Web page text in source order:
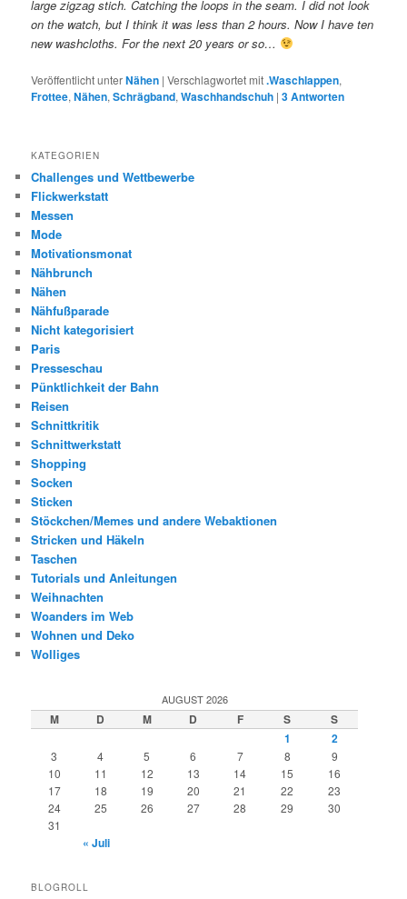
large zigzag stich. Catching the loops in the seam. I did not look
on the watch, but I think it was less than 2 hours. Now I have ten
new washcloths. For the next 20 years or so…
Veröffentlicht unterNähen |Verschlagwortet mit.Waschlappen,
Frottee,Nähen,Schrägband,Waschhandschuh |3Antworten
KATEGORIEN
Challenges und Wettbewerbe
Flickwerkstatt
Messen
Mode
Motivationsmonat
Nähbrunch
Nähen
Nähfußparade
Nicht kategorisiert
Paris
Presseschau
Pünktlichkeit der Bahn
Reisen
Schnittkritik
Schnittwerkstatt
Shopping
Socken
Sticken
Stöckchen/Memes und andere Webaktionen
Stricken und Häkeln
Taschen
Tutorials und Anleitungen
Weihnachten
Woanders im Web
Wohnen und Deko
Wolliges
AUGUST 2026
M D M D F S
S
1
2
3 4 5 6 7 8
9
10
11 12 13 14 15
16
17
18 19 20 21 22
23
24
25 26 27 28 29
30
31
« Juli
BLOGROLL